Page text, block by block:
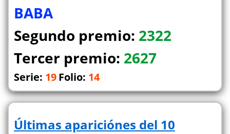
BABA
Segundo premio: 2322
Tercer premio: 2627
Serie: 19Folio: 14
Últimas apariciónes del 10